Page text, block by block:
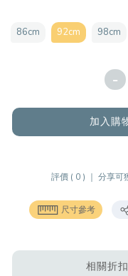
86cm 92cm 98cm
-
加入購
評價 ( 0 ) ｜分享可
尺寸參考
相關折